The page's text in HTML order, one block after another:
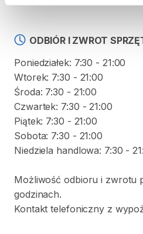
ODBIÓR I ZWROT
Poniedziałek: 7:30 - 21:00
Wtorek: 7:30 - 21:00
Środa: 7:30 - 21:00
Czwartek: 7:30 - 21:00
Piątek: 7:30 - 21:00
Sobota: 7:30 - 21:00
Niedziela handlowa: 7:30 -
Możliwość odbioru i zwrotu
godzinach.
Kontakt telefoniczny z